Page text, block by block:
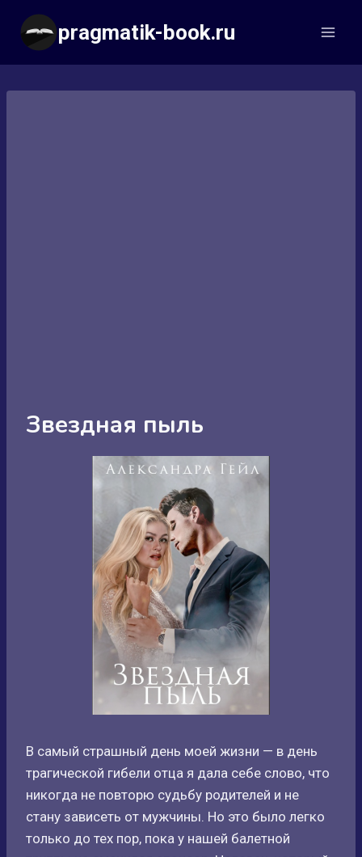
Перейти
содержимому
pragmatik-book.ru
Звездная пыль
В самый страшный день моей жизни — в день
трагической гибели отца я дала себе слово, что
никогда не повторю судьбу родителей и не
стану зависеть от мужчины. Но это было легко
только до тех пор, пока у нашей балетной